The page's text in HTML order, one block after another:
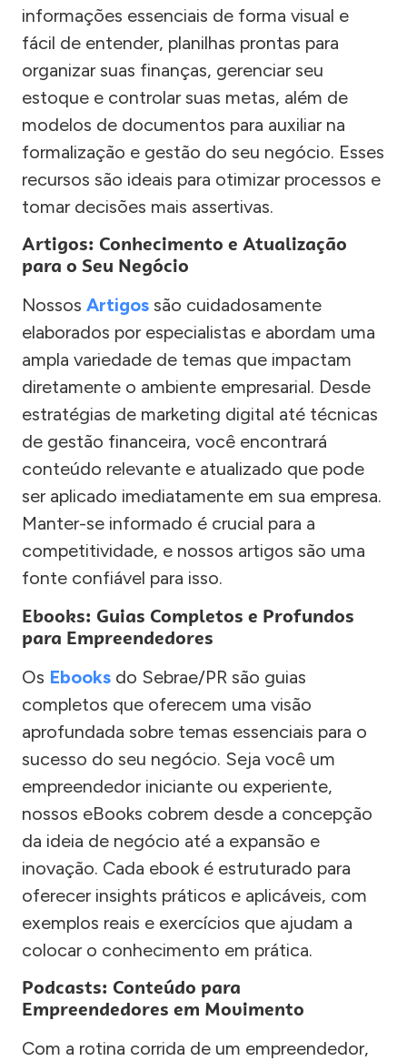
informações essenciais de forma visual e
fácil de entender, planilhas prontas para
organizar suas finanças, gerenciar seu
estoque e controlar suas metas, além de
modelos de documentos para auxiliar na
formalização e gestão do seu negócio. Esses
recursos são ideais para otimizar processos e
tomar decisões mais assertivas.
Artigos: Conhecimento e Atualização
para o Seu Negócio
Nossos Artigos são cuidadosamente
elaborados por especialistas e abordam uma
ampla variedade de temas que impactam
diretamente o ambiente empresarial. Desde
estratégias de marketing digital até técnicas
de gestão financeira, você encontrará
conteúdo relevante e atualizado que pode
ser aplicado imediatamente em sua empresa.
Manter-se informado é crucial para a
competitividade, e nossos artigos são uma
fonte confiável para isso.
Ebooks: Guias Completos e Profundos
para Empreendedores
Os Ebooks do Sebrae/PR são guias
completos que oferecem uma visão
aprofundada sobre temas essenciais para o
sucesso do seu negócio. Seja você um
empreendedor iniciante ou experiente,
nossos eBooks cobrem desde a concepção
da ideia de negócio até a expansão e
inovação. Cada ebook é estruturado para
oferecer insights práticos e aplicáveis, com
exemplos reais e exercícios que ajudam a
colocar o conhecimento em prática.
Podcasts: Conteúdo para
Empreendedores em Movimento
Com a rotina corrida de um empreendedor,